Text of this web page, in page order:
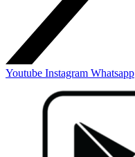
Youtube Instagram Whatsapp